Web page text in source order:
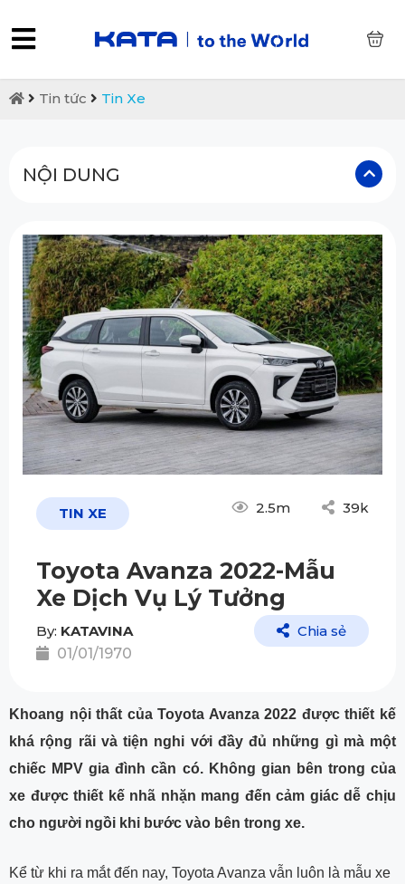
Tin tức Tin Xe
NỘI DUNG
TIN XE 2.5m 39k
Toyota Avanza 2022-Mẫu
Xe Dịch Vụ Lý Tưởng
By: KATAVINA
01/01/1970
Chia sẻ
Khoang nội thất của Toyota Avanza 2022 được thiết kế
khá rộng rãi và tiện nghi với đầy đủ những gì mà một
chiếc MPV gia đình cần có. Không gian bên trong của
xe được thiết kế nhã nhặn mang đến cảm giác dễ chịu
cho người ngồi khi bước vào bên trong xe.
Kể từ khi ra mắt đến nay, Toyota Avanza vẫn luôn là mẫu xe